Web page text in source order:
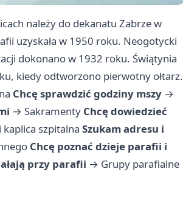
należy do dekanatu Zabrze w
uzyskała w 1950 roku. Neogotycki
dokonano w 1932 roku. Świątynia
kiedy odtworzono pierwotny ołtarz.
Chcę sprawdzić godziny mszy →
→ Sakramenty Chcę dowiedzieć
kaplica szpitalna Szukam adresu i
Chcę poznać dzieje parafii i
przy parafii → Grupy parafialne